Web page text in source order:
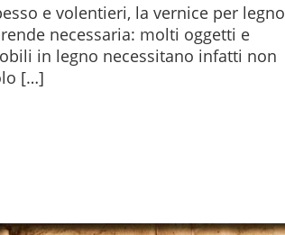
e volentieri, la vernice per legno
necessaria: molti oggetti e
in legno necessitano infatti non
[…]